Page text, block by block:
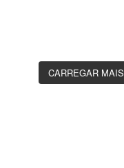
CARREGAR MAIS